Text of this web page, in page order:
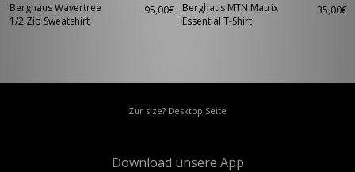
Berghaus Wavertree
1/2 Zip Sweatshirt
95,00€
Berghaus MTN Matrix
Essential T-Shirt
35,00€
Zur size? Desktop Seite
Download unsere App